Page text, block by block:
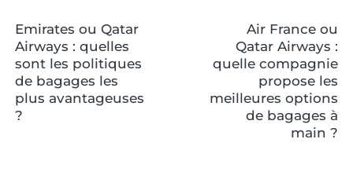
Emirates ou Qatar
Airways : quelles
sont les politiques
de bagages les
plus avantageuses
?
Air France ou
Qatar Airways :
quelle compagnie
propose les
meilleures options
de bagages à
main ?